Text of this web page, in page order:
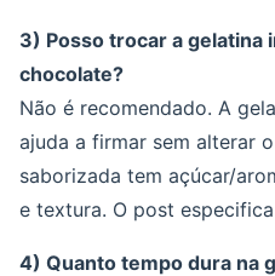
3) Posso trocar a gelatina
chocolate?
Não é recomendado. A
ajuda a firmar sem alterar
saborizada tem açúcar/
e textura. O post
4) Quanto tempo dura na